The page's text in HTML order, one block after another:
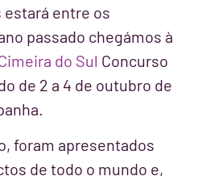
entre os
passado chegámos à
do Sul Concurso
de 2 a 4 de outubro de
foram apresentados
de todo o mundo e,